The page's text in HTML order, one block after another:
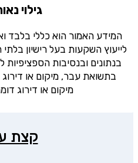
גילוי
המידע האמור הוא כללי בלבד
לייעוץ השקעות בעל רישיון
בנתונים ובנסיבות הספציפיות
בתשואת עבר, מיקום או
מיקום או דירוג
קצת